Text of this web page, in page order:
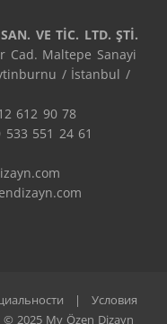
VE TİC. LTD. ŞTİ.
Cad. Maltepe Sanayi
/ İstanbul /
612 90 78
551 24 61
|
Условия
2025 My Özen Dizayn